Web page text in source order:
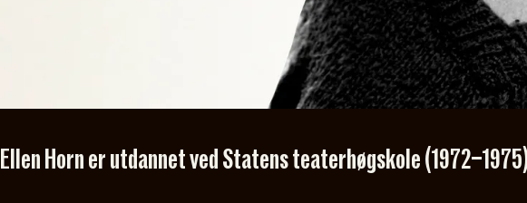
Ellen Horn er utdannet ved Statens teaterhøgskole